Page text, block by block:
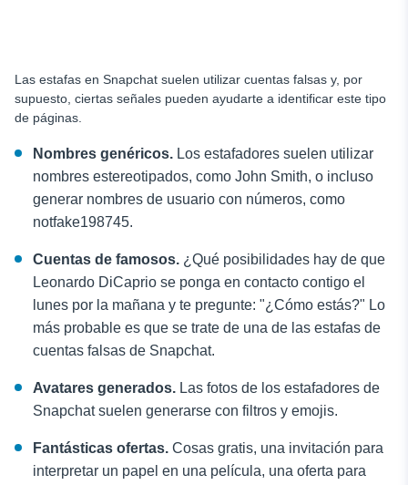
Las estafas en Snapchat suelen utilizar cuentas falsas y, por
supuesto, ciertas señales pueden ayudarte a identificar este tipo
de páginas.
Nombres genéricos. Los estafadores suelen utilizar
nombres estereotipados, como John Smith, o incluso
generar nombres de usuario con números, como
notfake198745.
Cuentas de famosos. ¿Qué posibilidades hay de que
Leonardo DiCaprio se ponga en contacto contigo el
lunes por la mañana y te pregunte: "¿Cómo estás?" Lo
más probable es que se trate de una de las estafas de
cuentas falsas de Snapchat.
Avatares generados. Las fotos de los estafadores de
Snapchat suelen generarse con filtros y emojis.
Fantásticas ofertas. Cosas gratis, una invitación para
interpretar un papel en una película, una oferta para